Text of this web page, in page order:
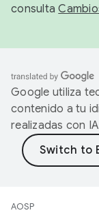
consulta
Google utiliza
contenido a tu
realizadas con
AOSP